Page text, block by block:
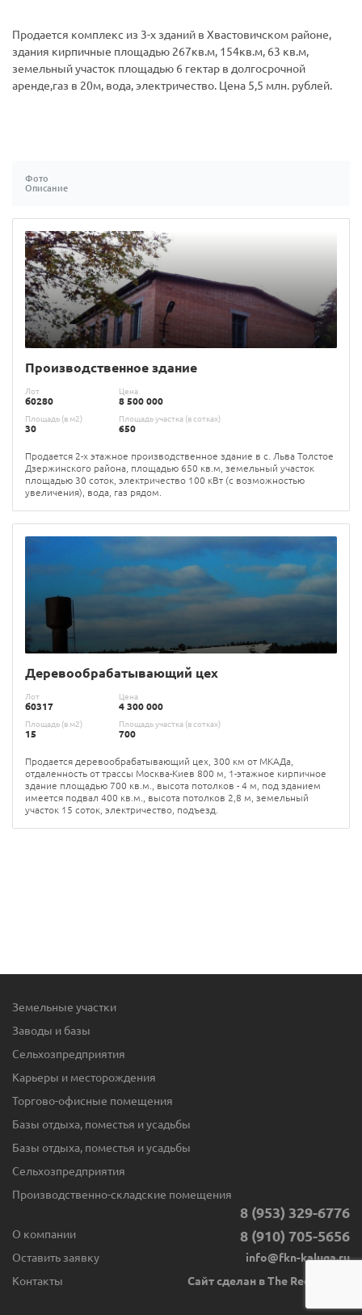
Продается комплекс из 3-х зданий в Хвастовичском районе,
здания кирпичные площадью 267кв.м, 154кв.м, 63 кв.м,
земельный участок площадью 6 гектар в долгосрочной
аренде,газ в 20м, вода, электричество. Цена 5,5 млн. рублей.
Фото
Описание
Производственное здание
Лот
б0280
Цена
8 500 000
Площадь (в м2)
30
Площадь участка (в сотках)
650
Продается 2-х этажное производственное здание в с. Льва Толстое
Дзержинского района, площадью 650 кв.м, земельный участок
площадью 30 соток, электричество 100 кВт (с возможностью
увеличения), вода, газ рядом.
Деревообрабатывающий цех
Лот
б0317
Цена
4 300 000
Площадь (в м2)
15
Площадь участка (в сотках)
700
Продается деревообрабатывающий цех, 300 км от МКАДа,
отдаленность от трассы Москва-Киев 800 м, 1-этажное кирпичное
здание площадью 700 кв.м., высота потолков - 4 м, под зданием
имеется подвал 400 кв.м., высота потолков 2,8 м, земельный
участок 15 соток, электричество, подъезд.
Земельные участки
Заводы и базы
Сельхозпредприятия
Карьеры и месторождения
Торгово-офисные помещения
Базы отдыха, поместья и усадьбы
Базы отдыха, поместья и усадьбы
Сельхозпредприятия
Производственно-складские помещения
О компании
Оставить заявку
Контакты
8 (953) 329-6776
8 (910) 705-5656
info@fkn-kaluga.ru
Сайт сделан в The Red Button